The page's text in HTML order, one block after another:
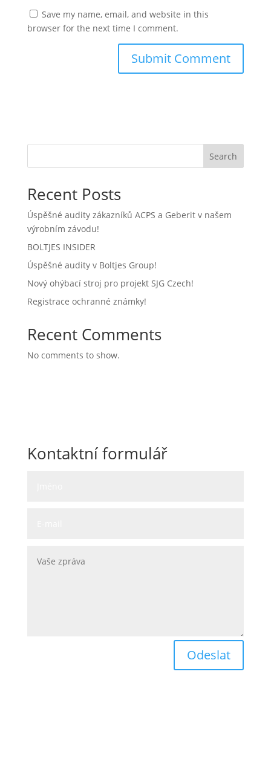
Save my name, email, and website in this
browser for the next time I comment.
Search
Recent Posts
Úspěšné audity zákazníků ACPS a Geberit v našem
výrobním závodu!
BOLTJES INSIDER
Úspěšné audity v Boltjes Group!
Nový ohýbací stroj pro projekt SJG Czech!
Registrace ochranné známky!
Recent Comments
No comments to show.
Kontaktní formulář
Odeslat